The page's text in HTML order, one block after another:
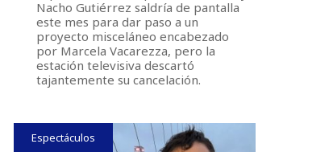
Nacho Gutiérrez saldría de pantalla
este mes para dar paso a un
proyecto misceláneo encabezado
por Marcela Vacarezza, pero la
estación televisiva descartó
tajantemente su cancelación.
Espectáculos